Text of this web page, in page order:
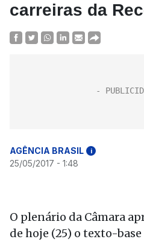
carreiras da
AGÊNCIA BRASIL i
25/05/2017 - 1:48
O plenário da Câmara
de hoje (25) o texto-